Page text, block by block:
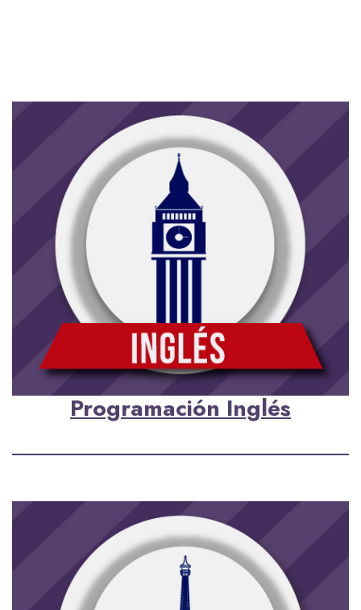
El curso 2026/2027 podrás presumir de escuela y dar
mucho que hablar con esta bolsa.
Foto
Ver en Facebook ·
Programación Inglés